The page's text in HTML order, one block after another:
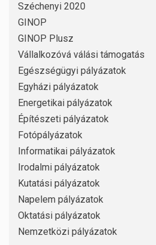
Széchenyi 2020
GINOP
GINOP Plusz
Vállalkozóvá válási támogatás
Egészségügyi pályázatok
Egyházi pályázatok
Energetikai pályázatok
Építészeti pályázatok
Fotópályázatok
Informatikai pályázatok
Irodalmi pályázatok
Kutatási pályázatok
Napelem pályázatok
Oktatási pályázatok
Nemzetközi pályázatok